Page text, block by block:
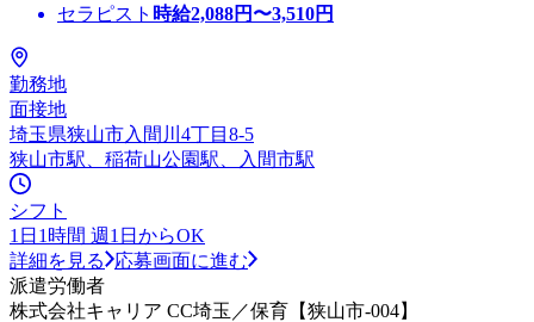
セラピスト 時給2,088円〜3,510円
勤務地
面接地
埼玉県狭山市入間川4丁目8-5
狭山市駅、稲荷山公園駅、入間市駅
シフト
1日1時間 週1日からOK
詳細を見る
応募画面に進む
派遣労働者
株式会社キャリア CC埼玉／保育【狭山市-004】